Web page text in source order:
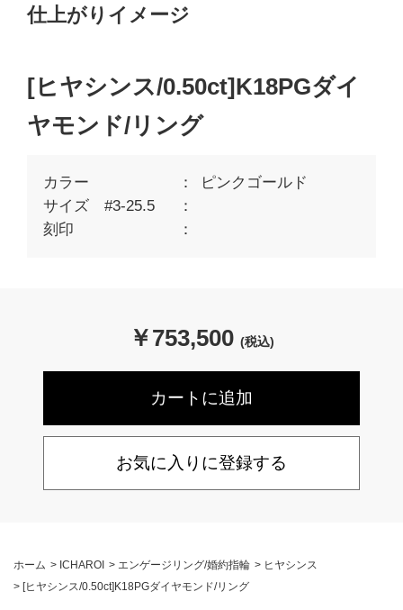
仕上がりイメージ
[ヒヤシンス/0.50ct]K18PGダイ
ヤモンド/リング
カラー
ピンクゴールド
サイズ #3-25.5
刻印
￥753,500 (税込)
お気に入りに登録する
ホーム > ICHAROI > エンゲージリング/婚約指輪 > ヒヤシンス
> [ヒヤシンス/0.50ct]K18PGダイヤモンド/リング